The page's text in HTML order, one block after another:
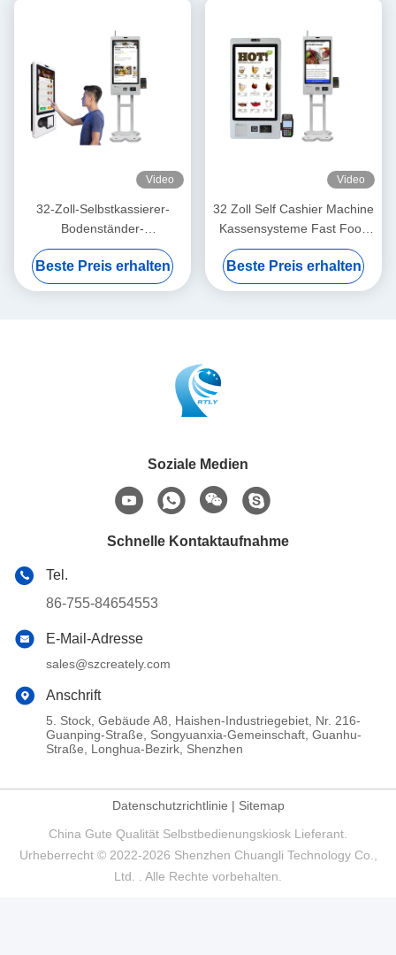
Video
32-Zoll-Selbstkassierer-
Bodenständer-
Selbstbedienungs-
Zahlungskiosk
Beste Preis erhalten
Video
32 Zoll Self Cashier Machine
Kassensysteme Fast Food
Order Machine
Beste Preis erhalten
Soziale Medien
Schnelle Kontaktaufnahme
Tel.
86-755-84654553
E-Mail-Adresse
sales@szcreately.com
Anschrift
5. Stock, Gebäude A8, Haishen-Industriegebiet, Nr. 216-
Guanping-Straße, Songyuanxia-Gemeinschaft, Guanhu-
Straße, Longhua-Bezirk, Shenzhen
Datenschutzrichtlinie | Sitemap
China Gute Qualität Selbstbedienungskiosk Lieferant.
Urheberrecht © 2022-2026 Shenzhen Chuangli Technology Co.,
Ltd. . Alle Rechte vorbehalten.